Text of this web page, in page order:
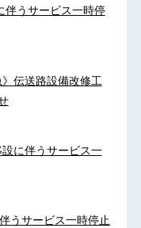
伴うサービス一時停
伝送路設備改修工
に伴うサービス一
うサービス一時停止